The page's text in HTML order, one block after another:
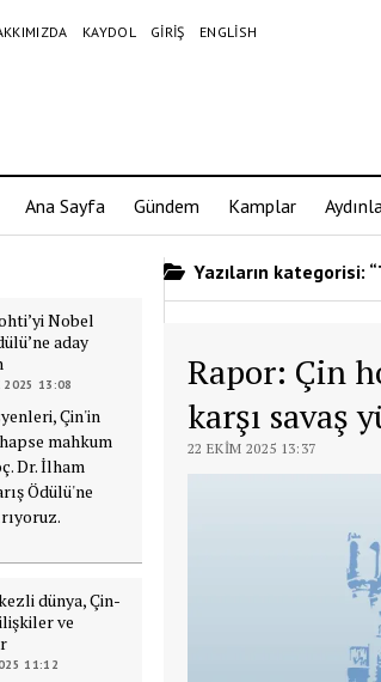
KAYDOL GIRIŞ ENGLISH
Ana Sayfa Gündem Kamplar
Nobel
aday
2025 13:08
Çin'in
mahkum
Dr. İlham
Ödülü'ne
dünya, Çin-
ve
11:12
Yazıların kategorisi:
Rapor: Çin
karşı savaş
22 EKIM 2025 13:37